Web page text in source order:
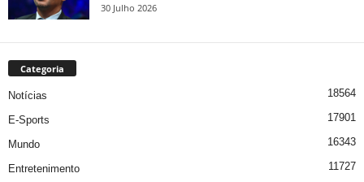
30 Julho 2026
Categoria
Notícias 18564
E-Sports 17901
Mundo 16343
Entretenimento 11727